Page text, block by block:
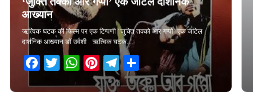
आख्यान
ऋत्विक घटक की फिल्म पर एक टिप्पणी ‘जुक्ति तक्को आर गप्पो’ एक जटिल
दार्शनिक आख्यान डॉ उर्वशी ऋत्विक घटक…
Facebook
TwitterWhatsApp
Pinterest
Telegram
Share
8 February 2026